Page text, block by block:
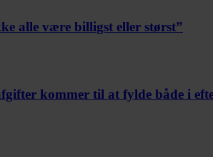
alle være billigst eller størst”
kommer til at fylde både i